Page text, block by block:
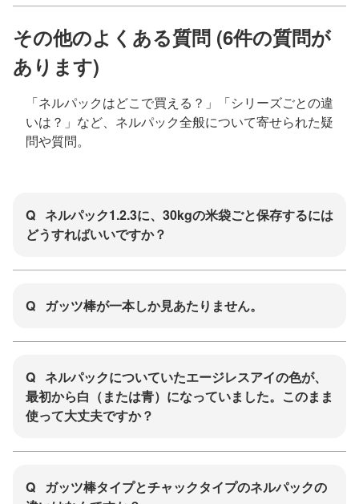
その他のよくある質問 (6件の質問が
あります)
「ネルパックはどこで買える？」「シリーズごとの違
いは？」など、ネルパック全般について寄せられた疑
問や質問。
Q ネルパック1.2.3に、30kgの米袋ごと保存するには
どうすればいいですか？
Q ガッツ棒が一本しか見あたりません。
Q ネルパックについていたエージレスアイの色が、
最初から白（または青）になっていました。このまま
使って大丈夫ですか？
Q ガッツ棒タイプとチャックタイプのネルパックの